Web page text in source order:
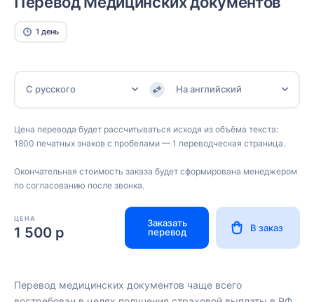
1 день
С русского На английский
Цена перевода будет рассчитываться исходя из объёма текста:
1800 печатных знаков с пробелами — 1 переводческая страница.
Окончательная стоимость заказа будет сформирована менеджером
по согласованию после звонка.
ЦЕНА
1 500 р
Заказать
перевод
В заказ
Перевод медицинских документов чаще всего